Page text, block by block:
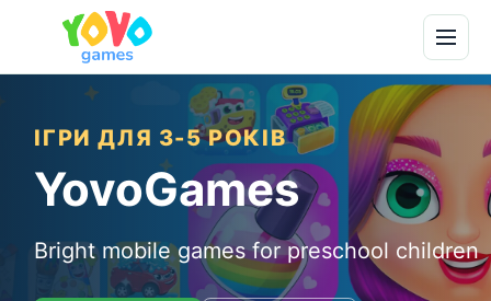
ІГРИ ДЛЯ 3-5 РОКІВ
YovoGames
Bright mobile games for preschool children